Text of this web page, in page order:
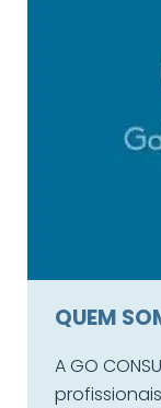
QUEM
A GO